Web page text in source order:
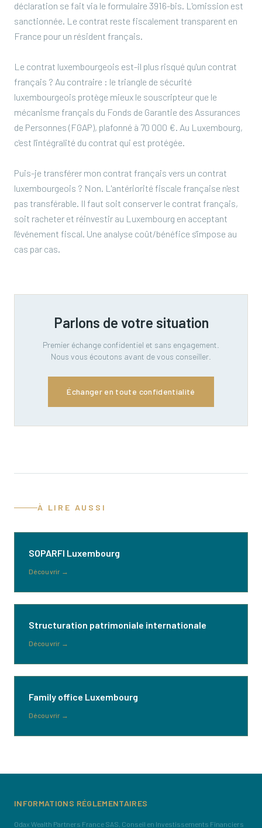
déclaration se fait via le formulaire 3916-bis. L'omission est
sanctionnée. Le contrat reste fiscalement transparent en
France pour un résident français.
Le contrat luxembourgeois est-il plus risqué qu'un contrat
français ? Au contraire : le triangle de sécurité
luxembourgeois protège mieux le souscripteur que le
mécanisme français du Fonds de Garantie des Assurances
de Personnes (FGAP), plafonné à 70 000 €. Au Luxembourg,
c'est l'intégralité du contrat qui est protégée.
Puis-je transférer mon contrat français vers un contrat
luxembourgeois ? Non. L'antériorité fiscale française n'est
pas transférable. Il faut soit conserver le contrat français,
soit racheter et réinvestir au Luxembourg en acceptant
l'événement fiscal. Une analyse coût/bénéfice s'impose au
cas par cas.
Parlons de votre situation
Premier échange confidentiel et sans engagement.
Nous vous écoutons avant de vous conseiller.
Échanger en toute confidentialité
À LIRE AUSSI
SOPARFI Luxembourg
Découvrir→
Structuration patrimoniale internationale
Découvrir→
Family office Luxembourg
Découvrir→
INFORMATIONS RÉGLEMENTAIRES
Odax Wealth Partners France SAS, Conseil en Investissements Financiers